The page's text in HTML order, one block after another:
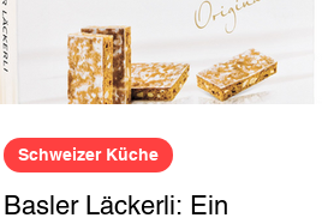
Basler Läckerli: Ein
Schweizer Küche